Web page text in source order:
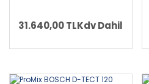
Profesyonel Multi Dedektör
31.640,00 TLKdv Dahil